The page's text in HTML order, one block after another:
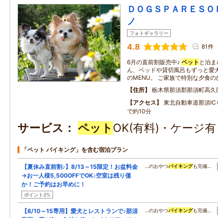
ＤＯＧＳＰＡＲＥＳ
ノ
フォトギャラリー
4.8 81件
6月の直前割販売中♪ ペット と泊
ん、ベッドや貸切風呂もずっと愛
のMENU。 ご家族で特別な夕食の
住所
栃木県那須郡那須町高
アクセス
東北自動車道那須
で約10分
サービス ペット OK(有料)・ケージ
「ペット バイキング」を含む宿泊プラン
【夏休み直前割♪】8/13～15限定！お盆料金
→お一人様5,500OFFでOK♪空室は残り僅
か！ご予約はお早めに！
ポイント2%
…のおやつバイキングも完備…
【8/10～15専用】愛犬とレストランで♪那須
…のおやつバイキングも完備…